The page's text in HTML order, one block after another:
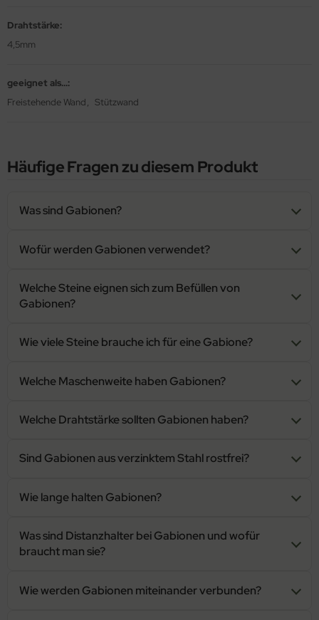
Drahtstärke:
4,5mm
geeignet als...:
Freistehende Wand
Stützwand
Häufige Fragen zu diesem Produkt
Was sind Gabionen?
Wofür werden Gabionen verwendet?
Welche Steine eignen sich zum Befüllen von
Gabionen?
Wie viele Steine brauche ich für eine Gabione?
Welche Maschenweite haben Gabionen?
Welche Drahtstärke sollten Gabionen haben?
Sind Gabionen aus verzinktem Stahl rostfrei?
Wie lange halten Gabionen?
Was sind Distanzhalter bei Gabionen und wofür
braucht man sie?
Wie werden Gabionen miteinander verbunden?